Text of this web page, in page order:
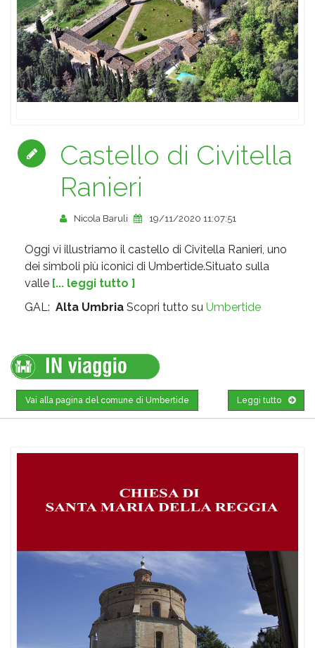
Castello di Civitella
Ranieri
Nicola Baruli 19/11/2020 11:07:51
Oggi vi illustriamo il castello di Civitella Ranieri, uno
dei simboli più iconici di Umbertide.Situato sulla
valle [... leggi tutto ]
GAL: Alta Umbria Scopri tutto su Umbertide
Leggi tutto
Vai alla pagina del comune di Umbertide